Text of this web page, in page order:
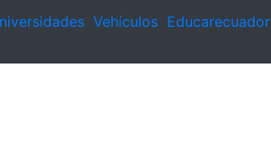
Vehículos Educarecuador